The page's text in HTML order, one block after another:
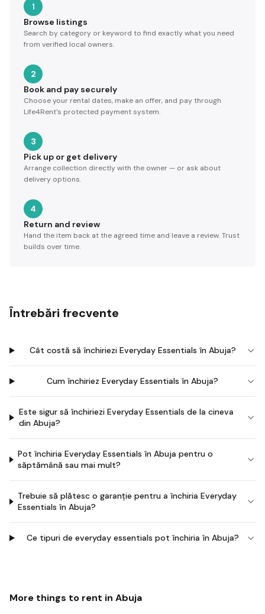
1
Browse listings
Search by category or keyword to find exactly what you need
from verified local owners.
2
Book and pay securely
Choose your rental dates, make an offer, and pay through
Life4Rent's protected payment system.
3
Pick up or get delivery
Arrange collection directly with the owner — or ask about
delivery options.
4
Return and review
Hand the item back at the agreed time and leave a review. Trust
builds over time.
Întrebări frecvente
Cât costă să închiriezi Everyday Essentials în Abuja?
Cum închiriez Everyday Essentials în Abuja?
Este sigur să închiriezi Everyday Essentials de la cineva
din Abuja?
Pot închiria Everyday Essentials în Abuja pentru o
săptămână sau mai mult?
Trebuie să plătesc o garanție pentru a închiria Everyday
Essentials în Abuja?
Ce tipuri de everyday essentials pot închiria în Abuja?
More things to rent in Abuja